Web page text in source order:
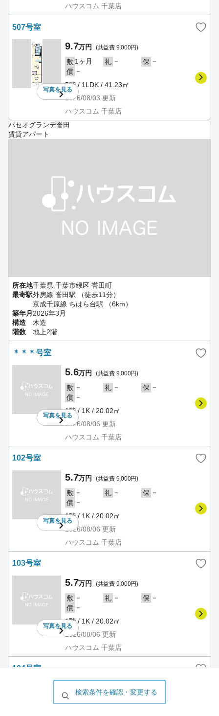
ハウスコム 千葉店
507号室
写真を見る
9.7万円 (共益費 9,000円)
敷 1ヶ月 礼 － 保 －
償 －
5階 / 1LDK / 41.23㎡
2026/08/03 更新
ハウスコム 千葉店
パセオグランデ誉田
賃貸アパート
所在地千葉県 千葉市緑区 誉田町
最寄駅外房線 誉田駅 （徒歩11分）
京成千原線 ちはら台駅 （6km）
築年月 2026年3月
構造
木造
階数
地上2階
＊＊＊号室
写真を見る
5.6万円 (共益費 9,000円)
敷 － 礼 － 保 －
償 －
1階 / 1K / 20.02㎡
2026/08/06 更新
ハウスコム 千葉店
102号室
写真を見る
5.7万円 (共益費 9,000円)
敷 － 礼 － 保 －
償 －
1階 / 1K / 20.02㎡
2026/08/06 更新
ハウスコム 千葉店
103号室
写真を見る
5.7万円 (共益費 9,000円)
敷 － 礼 － 保 －
償 －
1階 / 1K / 20.02㎡
2026/08/06 更新
ハウスコム 千葉店
104号室
5.8万円 (共益費 9,000円)
敷－ 礼－ 保－
検索条件を確認・変更する